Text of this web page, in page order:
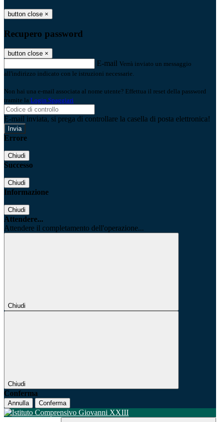
button close ×
Recupero password
button close ×
E-mail Verrà inviato un messaggio
all'indirizzo indicato con le istruzioni necessarie.
Non hai una e-mail associata al nome utente? Effettua il reset della password
tramite la Login Spaggiari
E-mail inviata, si prega di controllare la casella di posta elettronica!
Errore
Chiudi
Successo
Chiudi
Informazione
Chiudi
Attendere...
Attendere il completamento dell'operazione...
Chiudi
Chiudi
Conferma
Annulla Conferma